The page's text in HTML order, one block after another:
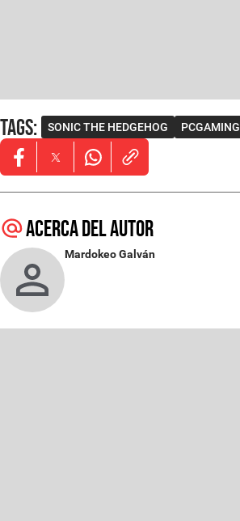
Tags: SONIC THE HEDGEHOG PCGAMING
Opens in new window
Opens in new window
Opens in new window
Acerca del autor
Mardokeo Galván